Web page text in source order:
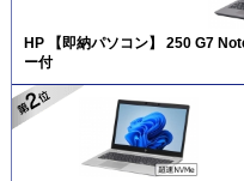
HP 【即納パソコン】 250 G7
ー付